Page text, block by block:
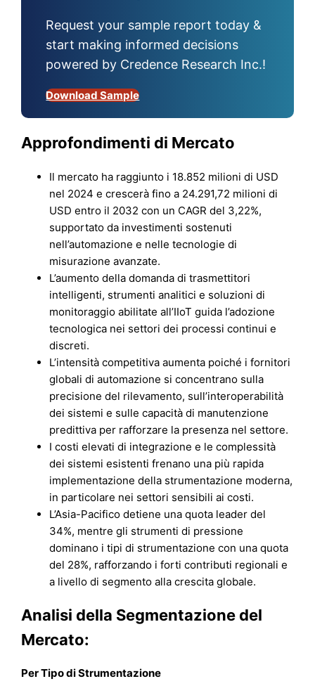
Request your sample report today &
start making informed decisions
powered by Credence Research Inc.!
Download Sample
Approfondimenti di Mercato
Il mercato ha raggiunto i 18.852 milioni di USD
nel 2024 e crescerà fino a 24.291,72 milioni di
USD entro il 2032 con un CAGR del 3,22%,
supportato da investimenti sostenuti
nell’automazione e nelle tecnologie di
misurazione avanzate.
L’aumento della domanda di trasmettitori
intelligenti, strumenti analitici e soluzioni di
monitoraggio abilitate all’IIoT guida l’adozione
tecnologica nei settori dei processi continui e
discreti.
L’intensità competitiva aumenta poiché i fornitori
globali di automazione si concentrano sulla
precisione del rilevamento, sull’interoperabilità
dei sistemi e sulle capacità di manutenzione
predittiva per rafforzare la presenza nel settore.
I costi elevati di integrazione e le complessità
dei sistemi esistenti frenano una più rapida
implementazione della strumentazione moderna,
in particolare nei settori sensibili ai costi.
L’Asia-Pacifico detiene una quota leader del
34%, mentre gli strumenti di pressione
dominano i tipi di strumentazione con una quota
del 28%, rafforzando i forti contributi regionali e
a livello di segmento alla crescita globale.
Analisi della Segmentazione del
Mercato:
Per Tipo di Strumentazione